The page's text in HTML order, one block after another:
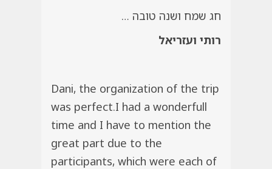
חג שמח ושנה טובה …
רותי ועזריאל
Dani, the organization of the trip
was perfect.I had a wonderfull
time and I have to mention the
great part due to the
participants, which were each of